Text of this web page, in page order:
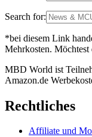
Search for:
*bei diesem Link
Mehrkosten.
MBD World ist
Amazon.de
Rechtliches
Affiliate und